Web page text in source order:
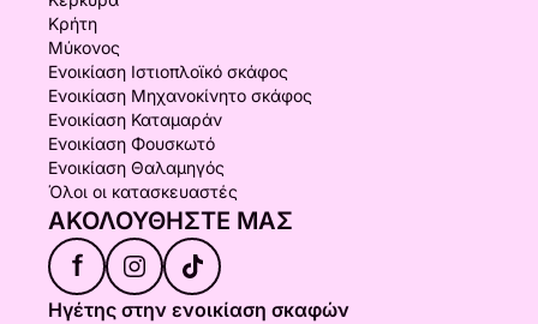
Κρήτη
Μύκονος
Ενοικίαση Ιστιοπλοϊκό σκάφος
Ενοικίαση Μηχανοκίνητο σκάφος
Ενοικίαση Καταμαράν
Ενοικίαση Φουσκωτό
Ενοικίαση Θαλαμηγός
Όλοι οι κατασκευαστές
ΑΚΟΛΟΥΘΉΣΤΕ ΜΑΣ
f
Ηγέτης στην ενοικίαση σκαφών